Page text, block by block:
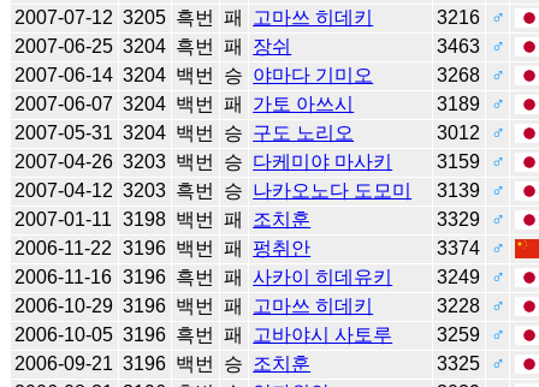
2007-07-12 3205 흑번 패 고마쓰 히데키 3216
♂
2007-06-25 3204 흑번 패 장쉬 3463
♂
2007-06-14 3204 백번 승 야마다 기미오 3268
♂
2007-06-07 3204 백번 패 가토 아쓰시 3189
♂
2007-05-31 3204 백번 승 구도 노리오 3012
♂
2007-04-26 3203 백번 승 다케미야 마사키 3159
♂
2007-04-12 3203 흑번 승 나카오노다 도모미 3139
♂
2007-01-11 3198 백번 패 조치훈 3329
♂
2006-11-22 3196 백번 패 펑취안 3374
♂
2006-11-16 3196 흑번 패 사카이 히데유키 3249
♂
2006-10-29 3196 백번 패 고마쓰 히데키 3228
♂
2006-10-05 3196 흑번 패 고바야시 사토루 3259
♂
2006-09-21 3196 백번 승 조치훈 3325
♂